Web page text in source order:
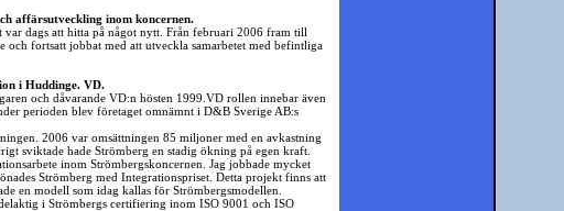
affärsutveckling inom koncernen.
var dags att hitta på något nytt. Från februari 2006 fram till
och fortsatt jobbat med att utveckla samarbetet med befintliga
i Huddinge. VD.
och dåvarande VD:n hösten 1999.VD rollen innebar även
perioden blev företaget omnämnt i D&B Sverige AB:s
2006 var omsättningen 85 miljoner med en avkastning
sviktade hade Strömberg en stadig ökning på egen kraft.
inom Strömbergskoncernen. Jag jobbade mycket
Strömberg med Integrationspriset. Detta projekt finns att
en modell som idag kallas för Strömbergsmodellen.
i Strömbergs certifiering inom ISO 9001 och ISO